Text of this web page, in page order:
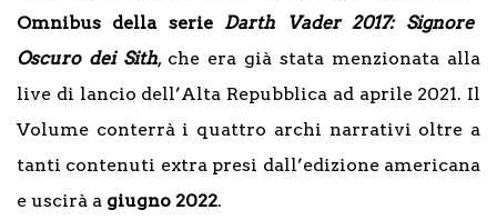
Omnibus della serie Darth Vader 2017: Signore
Oscuro dei Sith, che era già stata menzionata alla
live di lancio dell’Alta Repubblica ad aprile 2021. Il
Volume conterrà i quattro archi narrativi oltre a
tanti contenuti extra presi dall’edizione americana
e uscirà a giugno 2022.